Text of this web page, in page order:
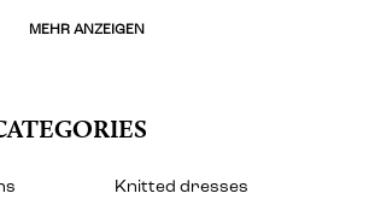
MEHR ANZEIGEN
Knitted dresses